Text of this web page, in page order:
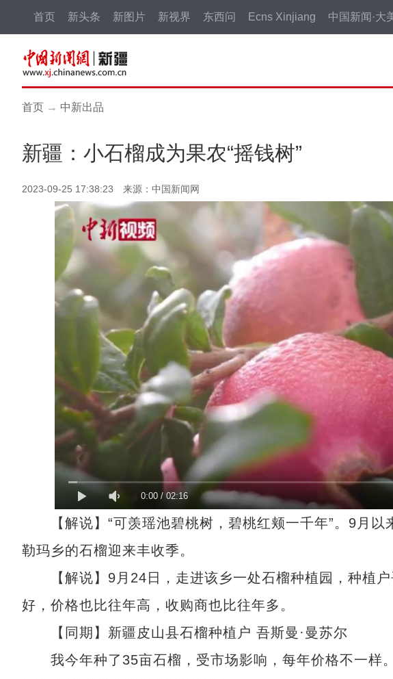
首页 新头条 新图片 新视界 东西问 Ecns Xinjiang 中国新闻·大
首页 → 中新出品
新疆：小石榴成为果农“摇钱树”
2023-09-25 17:38:23 来源：中国新闻网
0:00/02:16
【解说】“可羡瑶池碧桃树，碧桃红颊一千年”。9月以
勒玛乡的石榴迎来丰收季。
【解说】9月24日，走进该乡一处石榴种植园，种植户
好，价格也比往年高，收购商也比往年多。
【同期】新疆皮山县石榴种植户 吾斯曼·曼苏尔
我今年种了35亩石榴，受市场影响，每年价格不一样